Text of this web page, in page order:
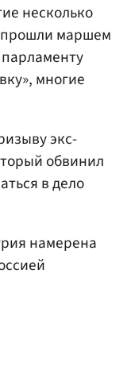
несколько
маршем
многие
экс-
обвинил
в дело
намерена